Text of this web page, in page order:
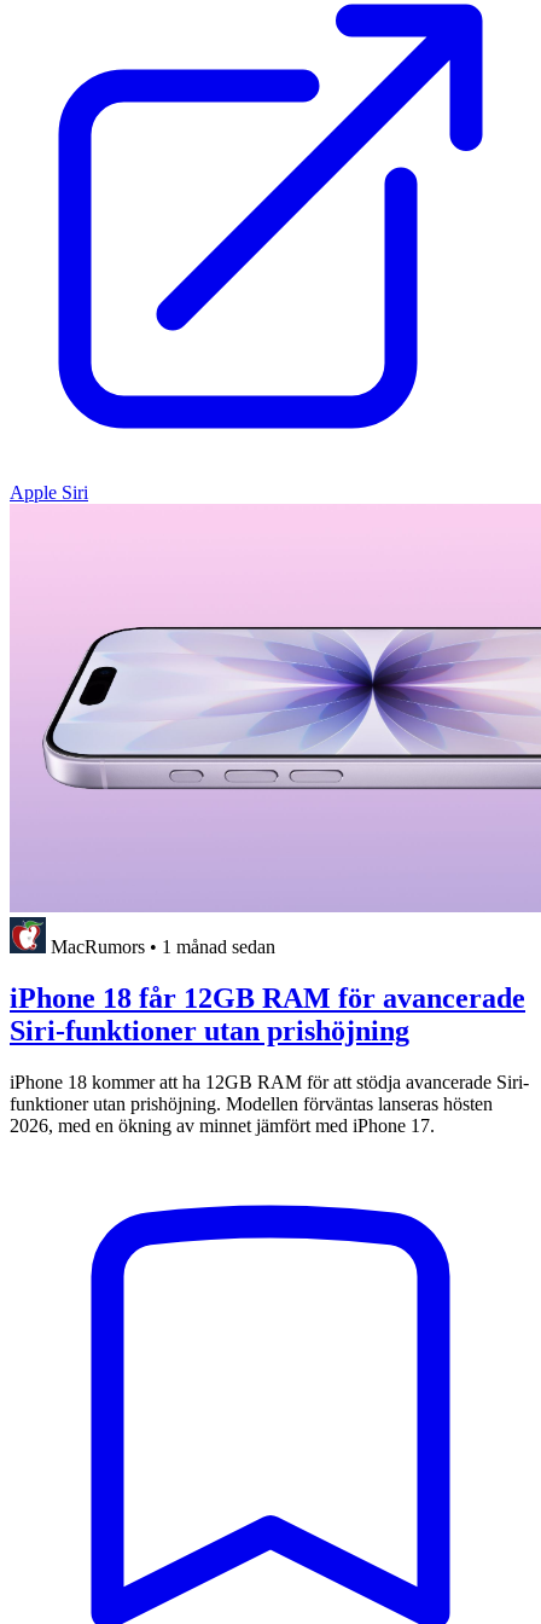
Apple Siri
MacRumors • 1 månad sedan
iPhone 18 får 12GB RAM för avancerade
Siri-funktioner utan prishöjning
iPhone 18 kommer att ha 12GB RAM för att stödja avancerade Siri-
funktioner utan prishöjning. Modellen förväntas lanseras hösten
2026, med en ökning av minnet jämfört med iPhone 17.